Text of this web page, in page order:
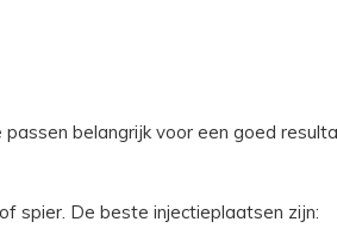
belangrijk voor een goed
spier. De beste injectieplaatsen zijn: